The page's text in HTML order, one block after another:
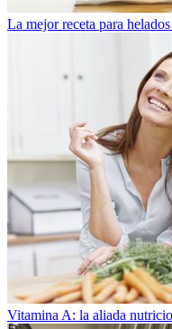
La mejor receta para
Vitamina A: la aliada